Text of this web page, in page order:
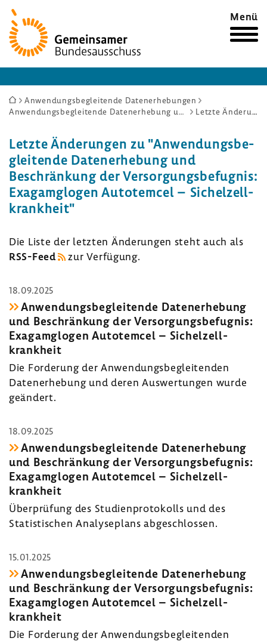
Zur
Startseite
Menü
Sie
sind
Anwendungsbegleitende Datenerhebungen
Anwendungsbegleitende Datenerhebung und Beschränkung der Versorgungsbefugnis: Exagamglogen Autotemcel – Sichelzellkrankheit
Letzte Änderungen
Letzte Ände­rungen zu "Anwen­dungs­be­
glei­tende Daten­er­he­bung und
Beschrän­kung der Versor­gungs­be­fugnis:
Exagam­glogen Auto­temcel – Sichel­zell­
krank­heit"
Die Liste der letzten Ände­rungen steht auch als
RSS-​Feed
zur Verfü­gung.
18.09.2025
Anwen­dungs­be­glei­tende Daten­er­he­bung
und Beschrän­kung der Versor­gungs­be­fugnis:
Exagam­glogen Auto­temcel – Sichel­zell­
krank­heit
Die Forde­rung der Anwen­dungs­be­glei­tenden
Daten­er­he­bung und deren Auswer­tungen wurde
geän­dert.
18.09.2025
Anwen­dungs­be­glei­tende Daten­er­he­bung
und Beschrän­kung der Versor­gungs­be­fugnis:
Exagam­glogen Auto­temcel – Sichel­zell­
krank­heit
Über­prü­fung des Studi­en­pro­to­kolls und des
Statis­ti­schen Analy­se­plans abge­schlossen.
15.01.2025
Anwen­dungs­be­glei­tende Daten­er­he­bung
und Beschrän­kung der Versor­gungs­be­fugnis:
Exagam­glogen Auto­temcel – Sichel­zell­
krank­heit
Die Forde­rung der Anwen­dungs­be­glei­tenden